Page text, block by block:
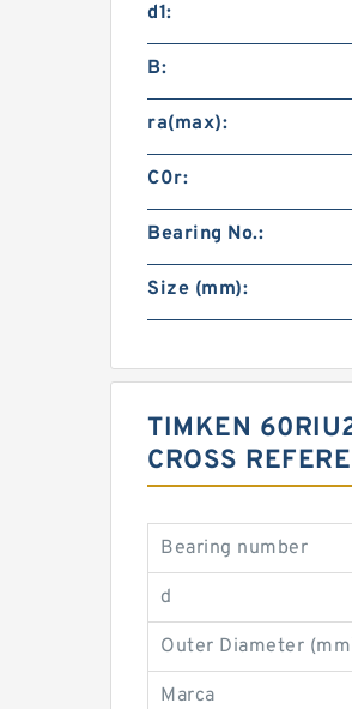
d1:
B:
ra(max):
C0r:
Bearing No.:
Size (mm):
TIMKEN
CROSS
Bearing number
d
Outer Diameter
Marca